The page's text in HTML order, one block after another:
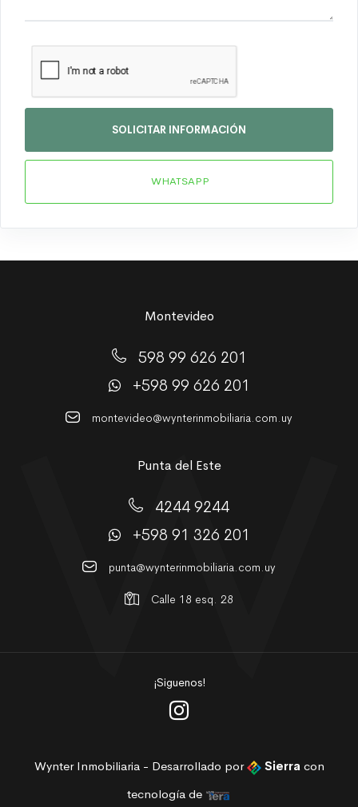
SOLICITAR INFORMACIÓN
WHATSAPP
Montevideo
598 99 626 201
+598 99 626 201
montevideo@wynterinmobiliaria.com.uy
Punta del Este
4244 9244
+598 91 326 201
punta@wynterinmobiliaria.com.uy
Calle 18 esq. 28
¡Siguenos!
Wynter Inmobiliaria - Desarrollado por Sierra con
tecnología de